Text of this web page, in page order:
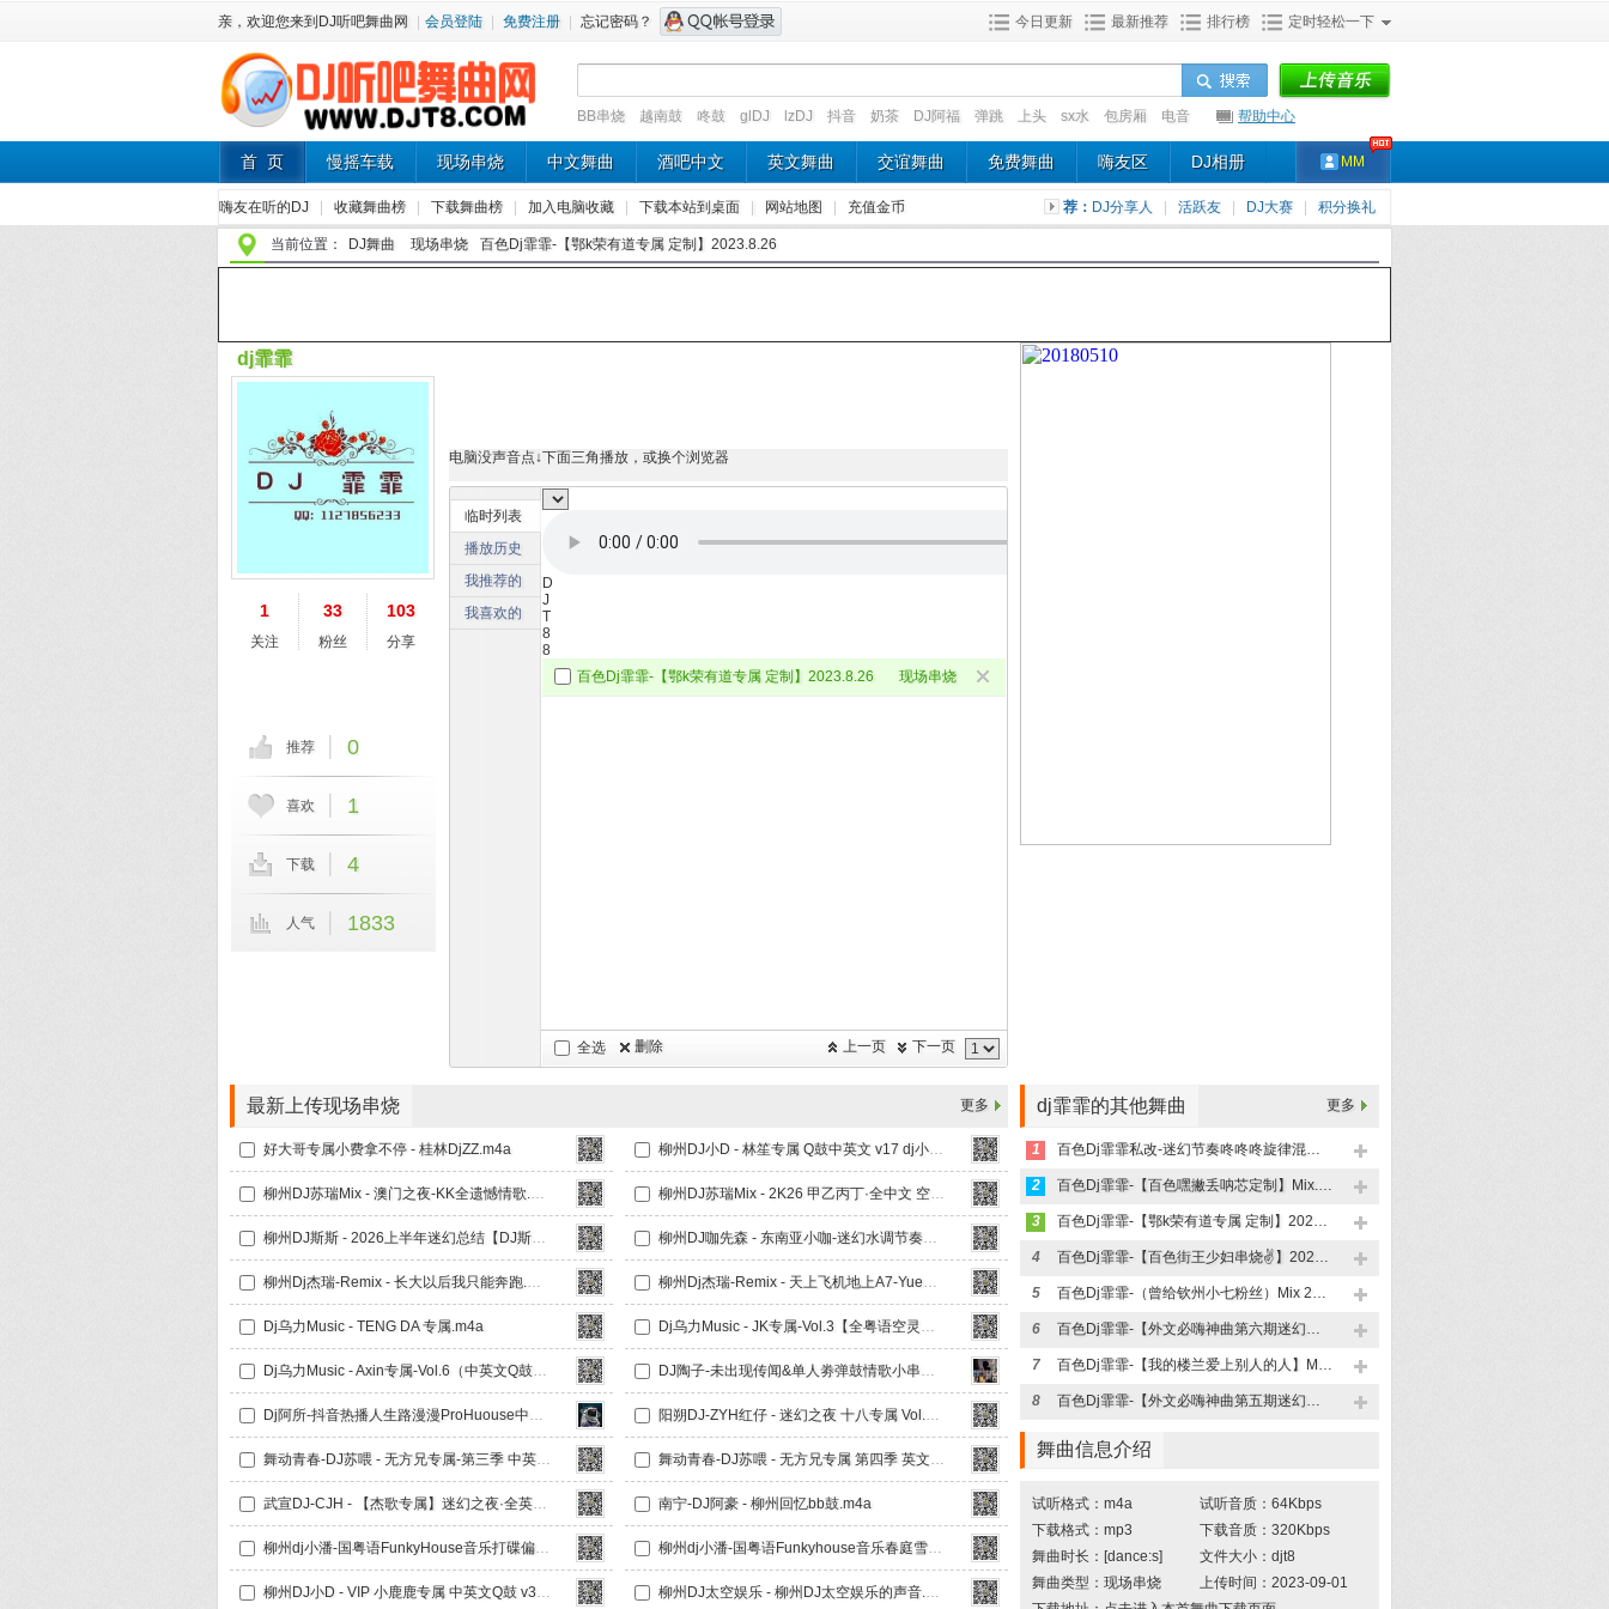
亲，欢迎您来到DJ听吧舞曲网 会员登陆 免费注册 忘记密码？ 今日更新 最新推荐 排行榜 定时轻松一下
BB串烧 越南鼓 咚鼓 glDJ lzDJ 抖音 奶茶 DJ阿福 弹跳 上头 sx水 包房厢 电音 帮助中心
首 页 慢摇车载 现场串烧 中文舞曲 酒吧中文 英文舞曲 交谊舞曲 免费舞曲 嗨友区 DJ相册 MM
嗨友在听的DJ 收藏舞曲榜 下载舞曲榜 加入电脑收藏 下载本站到桌面 网站地图 充值金币 荐： DJ分享人 活跃友 DJ大赛 积分换礼
当前位置： DJ舞曲 现场串烧 百色Dj霏霏-【鄂k荣有道专属 定制】2023.8.26
电脑没声音点↓下面三角播放，或换个浏览器
临时列表
播放历史
我推荐的
我喜欢的
D
J
T
8
8
百色Dj霏霏-【鄂k荣有道专属 定制】2023.8.26
现场串烧
全选 删除 下一页
上一页
dj霏霏
1
关注
33
粉丝
103
分享
推荐 0
喜欢 1
下载 4
人气 1833
最新上传现场串烧 更多
好大哥专属小费拿不停 - 桂林DjZZ.m4a 柳州DJ小D - 林笙专属 Q鼓中英文 v17 dj小D.m4a
柳州DJ苏瑞Mix - 澳门之夜-KK全遗憾情歌.m4a 柳州DJ苏瑞Mix - 2K26 甲乙丙丁·全中文 空灵鼓串烧.m4a
柳州DJ斯斯 - 2026上半年迷幻总结【DJ斯斯大放送Nol.4】.m4a 柳州DJ咖先森 - 东南亚小咖-迷幻水调节奏【全英文Funky House 系列】竹子串烧《广西龙仔专属定制》.m4a
柳州Dj杰瑞-Remix - 长大以后我只能奔跑.m4a 柳州Dj杰瑞-Remix - 天上飞机地上A7-YueB专属.m4a
Dj乌力Music - TENG DA 专属.m4a Dj乌力Music - JK专属-Vol.3【全粤语空灵鼓串烧】.m4a
Dj乌力Music - Axin专属-Vol.6（中英文Q鼓）.m4a DJ陶子-未出现传闻&单人劵弹鼓情歌小串烧.m4a
Dj阿所-抖音热播人生路漫漫ProHuouse中文串烧 阳朔DJ-ZYH红仔 - 迷幻之夜 十八专属 Vol.4【阳朔DJ-ZYH】.m4a
舞动青春-DJ苏喂 - 无方兄专属-第三季 中英文Q鼓 我要验牌.m4a 舞动青春-DJ苏喂 - 无方兄专属 第四季 英文Q鼓Sta加强版 xin2026 Mix.m4a
武宣DJ-CJH - 【杰歌专属】迷幻之夜·全英文弹跳上冲Funky Hosue.m4a 南宁-DJ阿豪 - 柳州回忆bb鼓.m4a
柳州dj小潘-国粤语FunkyHouse音乐打碟偏爱空灵鼓DJ车载串烧.m4a 柳州dj小潘-国粤语Funkyhouse音乐春庭雪车载dj串烧.m4a
柳州DJ小D - VIP 小鹿鹿专属 中英文Q鼓 v30（dj小D).m4a 柳州DJ太空娱乐 - 柳州DJ太空娱乐的声音.m4a
dj霏霏的其他舞曲 更多
1 百色Dj霏霏私改-迷幻节奏咚咚咚旋律混合说唱
2 百色Dj霏霏-【百色嘿撇丢呐芯定制】Mix.mp3
3 百色Dj霏霏-【鄂k荣有道专属 定制】2023.8.26
4 百色Dj霏霏-【百色街王少妇串烧✌】2023.8.2
5 百色Dj霏霏-（曾给钦州小七粉丝）Mix 2023.5.30制
6 百色Dj霏霏-【外文必嗨神曲第六期迷幻】桂L●20230625
7 百色Dj霏霏-【我的楼兰爱上别人的人】Mix 2023.06.07
8 百色Dj霏霏-【外文必嗨神曲第五期迷幻】桂L●20230523
舞曲信息介绍
试听格式：m4a
试听音质：64Kbps
下载格式：mp3
下载音质：320Kbps
舞曲时长：[dance:s]
文件大小：djt8
舞曲类型：现场串烧
上传时间：2023-09-01